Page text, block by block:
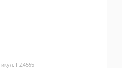
FZ4555